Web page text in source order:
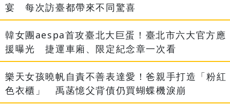
宴 每次訪臺都帶來不同驚喜
韓女團aespa首攻臺北大巨蛋！臺北市六大官方應
援曝光 捷運車廂、限定紀念章一次看
樂天女孩曉帆自責不善表達愛！爸親手打造「粉紅
色衣櫃」 禹菡憶父背債仍買蝴蝶機淚崩